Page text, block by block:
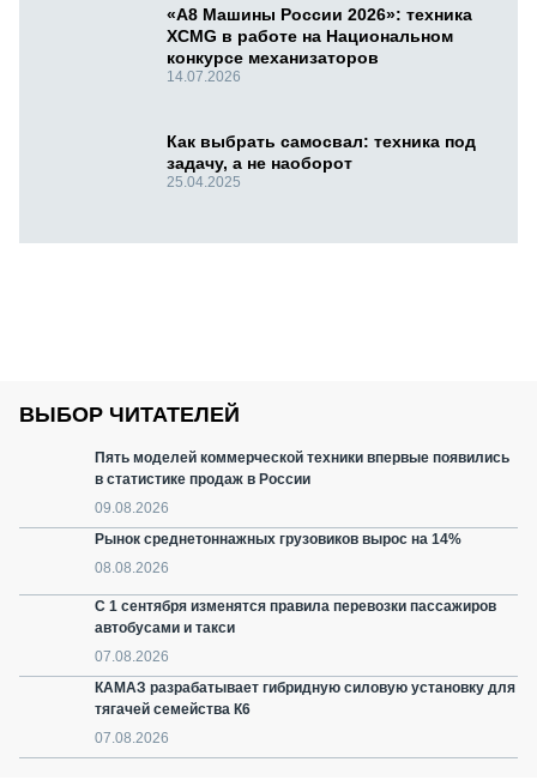
«А8 Машины России 2026»: техника
XCMG в работе на Национальном
конкурсе механизаторов
14.07.2026
Как выбрать самосвал: техника под
задачу, а не наоборот
25.04.2025
ВЫБОР ЧИТАТЕЛЕЙ
Пять моделей коммерческой техники впервые появились
в статистике продаж в России
09.08.2026
Рынок среднетоннажных грузовиков вырос на 14%
08.08.2026
С 1 сентября изменятся правила перевозки пассажиров
автобусами и такси
07.08.2026
КАМАЗ разрабатывает гибридную силовую установку для
тягачей семейства К6
07.08.2026